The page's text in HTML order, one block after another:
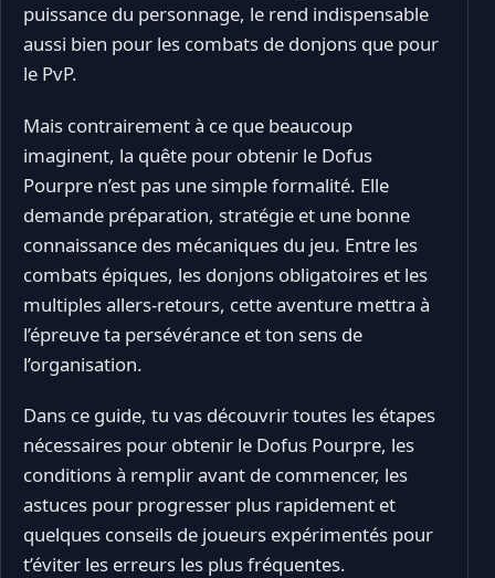
puissance du personnage, le rend indispensable
aussi bien pour les combats de donjons que pour
le PvP.
Mais contrairement à ce que beaucoup
imaginent, la quête pour obtenir le Dofus
Pourpre n’est pas une simple formalité. Elle
demande préparation, stratégie et une bonne
connaissance des mécaniques du jeu. Entre les
combats épiques, les donjons obligatoires et les
multiples allers-retours, cette aventure mettra à
l’épreuve ta persévérance et ton sens de
l’organisation.
Dans ce guide, tu vas découvrir toutes les étapes
nécessaires pour obtenir le Dofus Pourpre, les
conditions à remplir avant de commencer, les
astuces pour progresser plus rapidement et
quelques conseils de joueurs expérimentés pour
t’éviter les erreurs les plus fréquentes.